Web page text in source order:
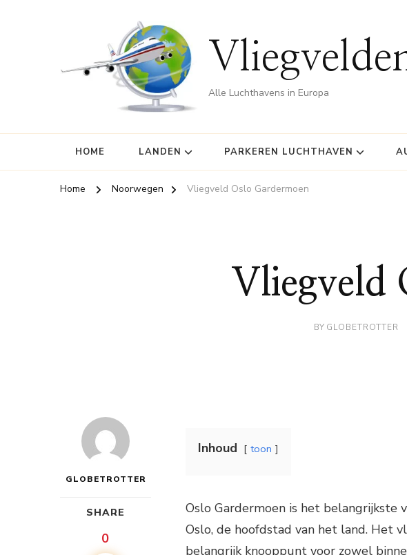
Alle Luchthavens in Europa
HOME LANDEN PARKEREN LUCHTHAVEN
Home Noorwegen Vliegveld Oslo Gardermoen
Vliegveld
BY GLOBETROTTER
GLOBETROTTER
SHARE
0
Inhoud toon
Oslo Gardermoen is het belangrijkste
Oslo, de hoofdstad van het land. Het
belangrijk knooppunt voor zowel